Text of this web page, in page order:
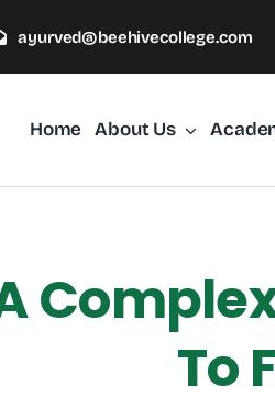
ayurved@beehivecollege.com
Home About Us
To